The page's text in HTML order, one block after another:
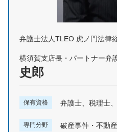
弁護士法人TLEO 虎ノ門法律
横須賀支店長・パートナー弁
史郎
保有資格 弁護士、税理士
専門分野
破産事件・不動